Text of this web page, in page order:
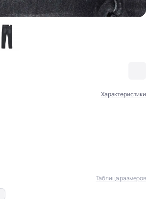
Характеристики
Таблица размеров